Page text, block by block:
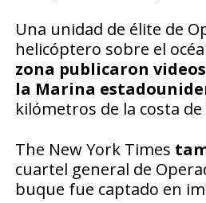
Una unidad de élite de
helicóptero sobre el
zona publicaron
la Marina
kilómetros de la costa de
The New York Times
cuartel general de
buque fue captado en